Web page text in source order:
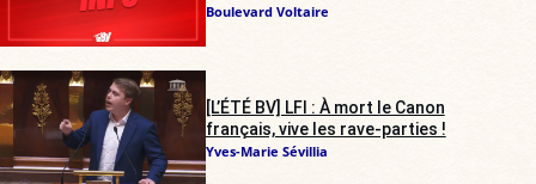
Boulevard Voltaire
[L’ÉTÉ BV] LFI : À mort le Canon
français, vive les rave-parties !
Yves-Marie Sévillia